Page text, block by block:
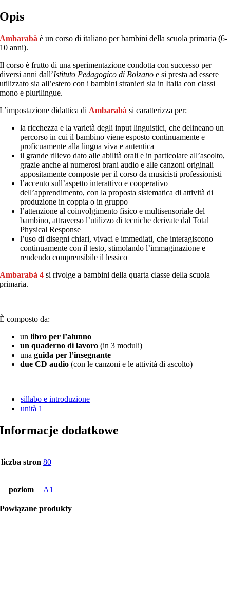
Opis
Ambarabà è un corso di italiano per bambini della scuola primaria (6-
10 anni).
Il corso è frutto di una sperimentazione condotta con successo per
diversi anni dall’Istituto Pedagogico di Bolzano e si presta ad essere
utilizzato sia all’estero con i bambini stranieri sia in Italia con classi
mono e plurilingue.
L’impostazione didattica di Ambarabàsi caratterizza per:
la ricchezza e la varietà degli input linguistici, che delineano un
percorso in cui il bambino viene esposto continuamente e
proficuamente alla lingua viva e autentica
il grande rilievo dato alle abilità orali e in particolare all’ascolto,
grazie anche ai numerosi brani audio e alle canzoni originali
appositamente composte per il corso da musicisti professionisti
l’accento sull’aspetto interattivo e cooperativo
dell’apprendimento, con la proposta sistematica di attività di
produzione in coppia o in gruppo
l’attenzione al coinvolgimento fisico e multisensoriale del
bambino, attraverso l’utilizzo di tecniche derivate dal Total
Physical Response
l’uso di disegni chiari, vivaci e immediati, che interagiscono
continuamente con il testo, stimolando l’immaginazione e
rendendo comprensibile il lessico
Ambarabà 4 si rivolge a bambini della quarta classe della scuola
primaria.
È composto da:
unlibro per l’alunno
unquaderno di lavoro(in 3 moduli)
unaguida per l’insegnante
due CD audio (con le canzoni e le attività di ascolto)
sillabo e introduzione
unità 1
Informacje dodatkowe
liczba stron 80
poziom A1
Powiązane produkty